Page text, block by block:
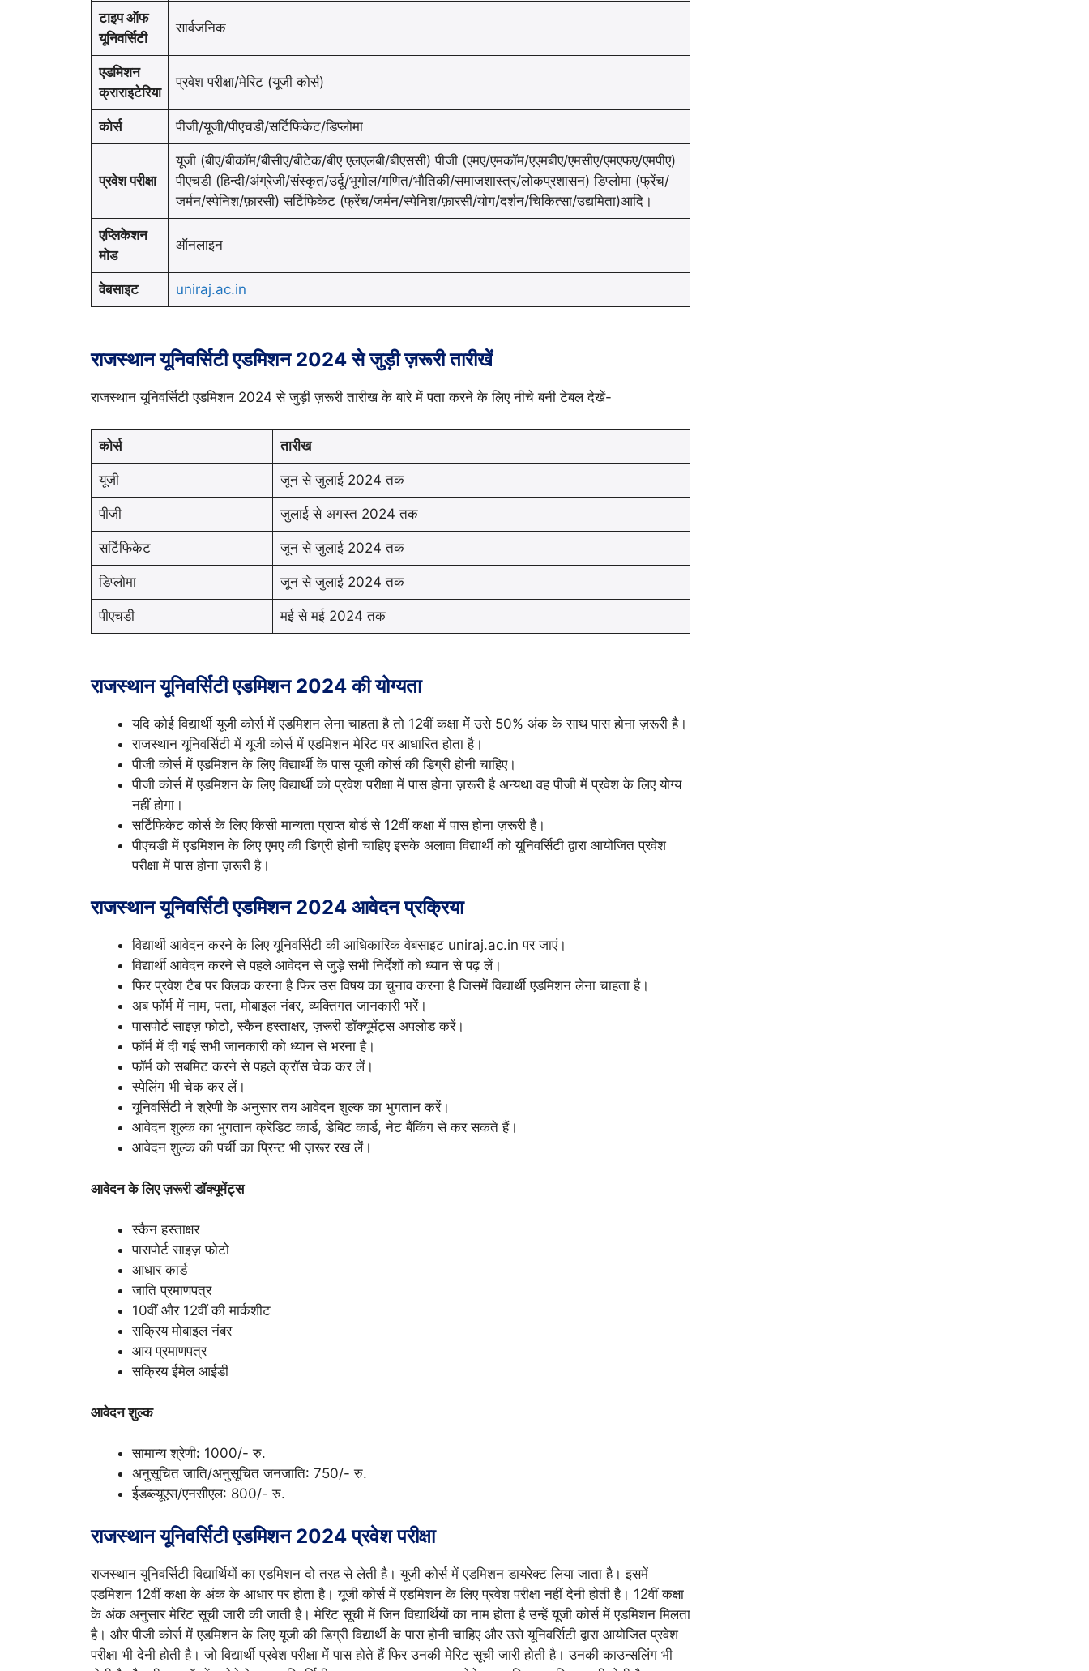
टाइप ऑफ
यूनिवर्सिटी
सार्वजनिक
एडमिशन
क्राराइटेरिया
प्रवेश परीक्षा/मेरिट (यूजी कोर्स)
कोर्स पीजी/यूजी/पीएचडी/सर्टिफिकेट/डिप्लोमा
प्रवेश परीक्षा
यूजी (बीए/बीकॉम/बीसीए/बीटेक/बीए एलएलबी/बीएससी) पीजी (एमए/एमकॉम/एएमबीए/एमसीए/एमएफए/एमपीए)
पीएचडी (हिन्दी/अंग्रेजी/संस्कृत/उर्दू/भूगोल/गणित/भौतिकी/समाजशास्त्र/लोकप्रशासन) डिप्लोमा (फ्रेंच/
जर्मन/स्पेनिश/फ़ारसी) सर्टिफिकेट (फ्रेंच/जर्मन/स्पेनिश/फ़ारसी/योग/दर्शन/चिकित्सा/उद्यमिता)आदि।
एप्लिकेशन
मोड
ऑनलाइन
वेबसाइट uniraj.ac.in
राजस्थान यूनिवर्सिटी एडमिशन 2024 से जुड़ी ज़रूरी तारीखें
राजस्थान यूनिवर्सिटी एडमिशन 2024 से जुड़ी ज़रूरी तारीख के बारे में पता करने के लिए नीचे बनी टेबल देखें-
कोर्स तारीख
यूजी जून से जुलाई 2024 तक
पीजी जुलाई से अगस्त 2024 तक
सर्टिफिकेट जून से जुलाई 2024 तक
डिप्लोमा जून से जुलाई 2024 तक
पीएचडी मई से मई 2024 तक
राजस्थान यूनिवर्सिटी एडमिशन 2024 की योग्यता
यदि कोई विद्यार्थी यूजी कोर्स में एडमिशन लेना चाहता है तो 12वीं कक्षा में उसे 50% अंक के साथ पास होना ज़रूरी है।
राजस्थान यूनिवर्सिटी में यूजी कोर्स में एडमिशन मेरिट पर आधारित होता है।
पीजी कोर्स में एडमिशन के लिए विद्यार्थी के पास यूजी कोर्स की डिग्री होनी चाहिए।
पीजी कोर्स में एडमिशन के लिए विद्यार्थी को प्रवेश परीक्षा में पास होना ज़रूरी है अन्यथा वह पीजी में प्रवेश के लिए योग्य
नहीं होगा।
सर्टिफिकेट कोर्स के लिए किसी मान्यता प्राप्त बोर्ड से 12वीं कक्षा में पास होना ज़रूरी है।
पीएचडी में एडमिशन के लिए एमए की डिग्री होनी चाहिए इसके अलावा विद्यार्थी को यूनिवर्सिटी द्वारा आयोजित प्रवेश
परीक्षा में पास होना ज़रूरी है।
राजस्थान यूनिवर्सिटी एडमिशन 2024 आवेदन प्रक्रिया
विद्यार्थी आवेदन करने के लिए यूनिवर्सिटी की आधिकारिक वेबसाइट uniraj.ac.in पर जाएं।
विद्यार्थी आवेदन करने से पहले आवेदन से जुड़े सभी निर्देशों को ध्यान से पढ़ लें।
फिर प्रवेश टैब पर क्लिक करना है फिर उस विषय का चुनाव करना है जिसमें विद्यार्थी एडमिशन लेना चाहता है।
अब फॉर्म में नाम, पता, मोबाइल नंबर, व्यक्तिगत जानकारी भरें।
पासपोर्ट साइज़ फोटो, स्कैन हस्ताक्षर, ज़रूरी डॉक्यूमेंट्स अपलोड करें।
फॉर्म में दी गई सभी जानकारी को ध्यान से भरना है।
फॉर्म को सबमिट करने से पहले क्रॉस चेक कर लें।
स्पेलिंग भी चेक कर लें।
यूनिवर्सिटी ने श्रेणी के अनुसार तय आवेदन शुल्क का भुगतान करें।
आवेदन शुल्क का भुगतान क्रेडिट कार्ड, डेबिट कार्ड, नेट बैंकिंग से कर सकते हैं।
आवेदन शुल्क की पर्ची का प्रिन्ट भी ज़रूर रख लें।
आवेदन के लिए ज़रूरी डॉक्यूमेंट्स
स्कैन हस्ताक्षर
पासपोर्ट साइज़ फोटो
आधार कार्ड
जाति प्रमाणपत्र
10वीं और 12वीं की मार्कशीट
सक्रिय मोबाइल नंबर
आय प्रमाणपत्र
सक्रिय ईमेल आईडी
आवेदन शुल्क
सामान्य श्रेणी: 1000/- रु.
अनुसूचित जाति/अनुसूचित जनजाति: 750/- रु.
ईडब्ल्यूएस/एनसीएल: 800/- रु.
राजस्थान यूनिवर्सिटी एडमिशन 2024 प्रवेश परीक्षा
राजस्थान यूनिवर्सिटी विद्यार्थियों का एडमिशन दो तरह से लेती है। यूजी कोर्स में एडमिशन डायरेक्ट लिया जाता है। इसमें
एडमिशन 12वीं कक्षा के अंक के आधार पर होता है। यूजी कोर्स में एडमिशन के लिए प्रवेश परीक्षा नहीं देनी होती है। 12वीं कक्षा
के अंक अनुसार मेरिट सूची जारी की जाती है। मेरिट सूची में जिन विद्यार्थियों का नाम होता है उन्हें यूजी कोर्स में एडमिशन मिलता
है। और पीजी कोर्स में एडमिशन के लिए यूजी की डिग्री विद्यार्थी के पास होनी चाहिए और उसे यूनिवर्सिटी द्वारा आयोजित प्रवेश
परीक्षा भी देनी होती है। जो विद्यार्थी प्रवेश परीक्षा में पास होते हैं फिर उनकी मेरिट सूची जारी होती है। उनकी काउन्सलिंग भी